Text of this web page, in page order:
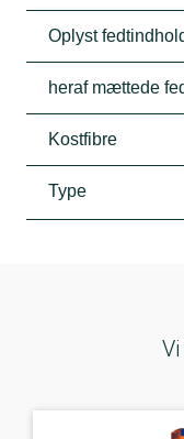
Oplyst
heraf mættede
Kostfibre
Type